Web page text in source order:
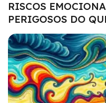
RISCOS
PERIGOSOS DO